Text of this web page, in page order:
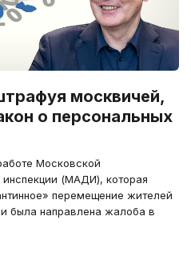
москвичей,
о персональных
Московской
(МАДИ), которая
перемещение жителей
была направлена жалоба в